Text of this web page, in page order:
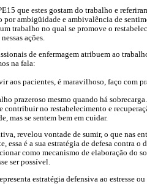
que estes gostam do trabalho e
por ambigüidade e ambivalência de
trabalho no qual se promove o
ações.
de enfermagem atribuem ao
na fala:
aos pacientes, é maravilhoso, faço com
prazeroso mesmo quando há
no restabelecimento e
mas se sentem bem em cuidar.
revelou vontade de sumir, o que nas
essa é a sua estratégia de defesa contra
como mecanismo de elaboração do
ser possível.
estratégia defensiva ao estresse